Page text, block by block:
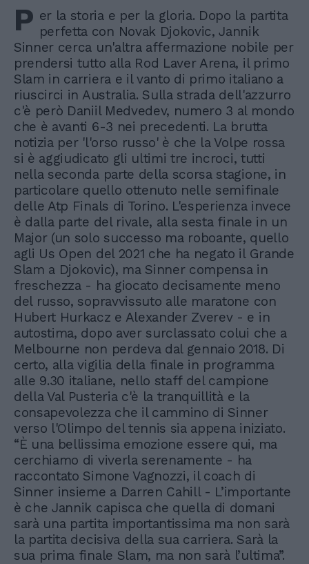
P er la storia e per la gloria. Dopo la partita
perfetta con Novak Djokovic, Jannik
Sinner cerca un'altra affermazione nobile per
prendersi tutto alla Rod Laver Arena, il primo
Slam in carriera e il vanto di primo italiano a
riuscirci in Australia. Sulla strada dell'azzurro
c'è però Daniil Medvedev, numero 3 al mondo
che è avanti 6-3 nei precedenti. La brutta
notizia per 'l'orso russo' è che la Volpe rossa
si è aggiudicato gli ultimi tre incroci, tutti
nella seconda parte della scorsa stagione, in
particolare quello ottenuto nelle semifinale
delle Atp Finals di Torino. L'esperienza invece
è dalla parte del rivale, alla sesta finale in un
Major (un solo successo ma roboante, quello
agli Us Open del 2021 che ha negato il Grande
Slam a Djokovic), ma Sinner compensa in
freschezza - ha giocato decisamente meno
del russo, sopravvissuto alle maratone con
Hubert Hurkacz e Alexander Zverev - e in
autostima, dopo aver surclassato colui che a
Melbourne non perdeva dal gennaio 2018. Di
certo, alla vigilia della finale in programma
alle 9.30 italiane, nello staff del campione
della Val Pusteria c'è la tranquillità e la
consapevolezza che il cammino di Sinner
verso l'Olimpo del tennis sia appena iniziato.
“È una bellissima emozione essere qui, ma
cerchiamo di viverla serenamente - ha
raccontato Simone Vagnozzi, il coach di
Sinner insieme a Darren Cahill - L’importante
è che Jannik capisca che quella di domani
sarà una partita importantissima ma non sarà
la partita decisiva della sua carriera. Sarà la
sua prima finale Slam, ma non sarà l’ultima”.